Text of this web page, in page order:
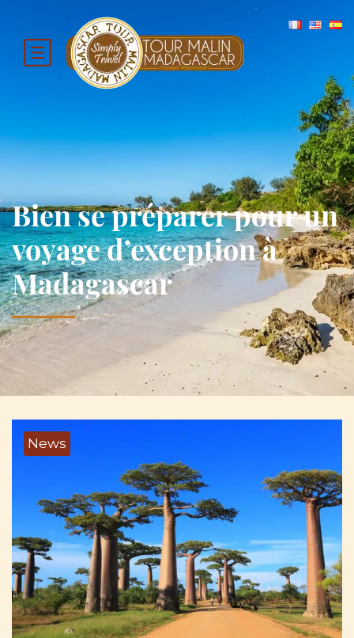
Bien se préparer pour un
voyage d’exception à
Madagascar
News